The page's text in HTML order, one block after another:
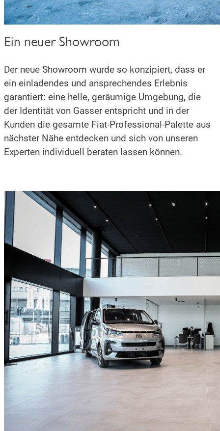
Ein neuer Showroom
Der neue Showroom wurde so konzipiert, dass er
ein einladendes und ansprechendes Erlebnis
garantiert: eine helle, geräumige Umgebung, die
der Identität von Gasser entspricht und in der
Kunden die gesamte Fiat-Professional-Palette aus
nächster Nähe entdecken und sich von unseren
Experten individuell beraten lassen können.